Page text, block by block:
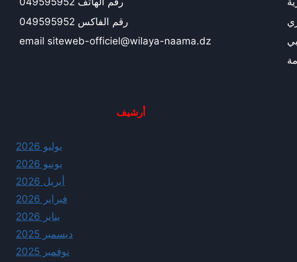
رقم الفاكس 049595952
email siteweb-officiel@wilaya-naama.dz
أرشيف
يوليو 2026
يونيو 2026
أبريل 2026
فبراير 2026
يناير 2026
ديسمبر 2025
نوفمبر 2025